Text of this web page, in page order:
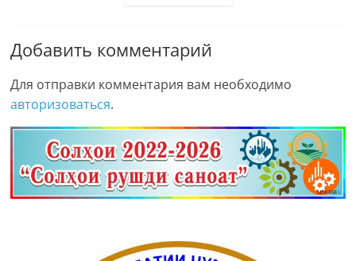
Добавить комментарий
Для отправки комментария вам необходимо
авторизоваться.